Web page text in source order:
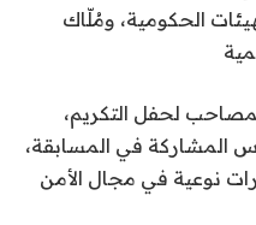
الحكومية، ومُلّاك
لحفل التكريم،
المشاركة في المسابقة،
نوعية في مجال الأمن